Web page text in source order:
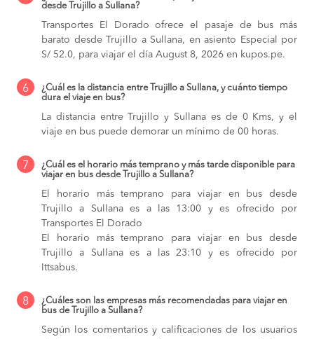
desde Trujillo a Sullana?
Transportes El Dorado ofrece el pasaje de bus más
barato desde Trujillo a Sullana, en asiento Especial por
S/ 52.0, para viajar el día August 8, 2026 en kupos.pe.
6
¿Cuál es la distancia entre Trujillo a Sullana, y cuánto tiempo
dura el viaje en bus?
La distancia entre Trujillo y Sullana es de 0 Kms, y el
viaje en bus puede demorar un mínimo de 00 horas.
7
¿Cuál es el horario más temprano y más tarde disponible para
viajar en bus desde Trujillo a Sullana?
El horario más temprano para viajar en bus desde
Trujillo a Sullana es a las 13:00 y es ofrecido por
Transportes El Dorado
El horario más temprano para viajar en bus desde
Trujillo a Sullana es a las 23:10 y es ofrecido por
Ittsabus.
8
¿Cuáles son las empresas más recomendadas para viajar en
bus de Trujillo a Sullana?
Según los comentarios y calificaciones de los usuarios